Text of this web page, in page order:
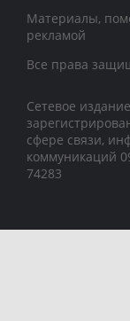
Материалы,
рекламой
Все права
Сетевое
сфере связи,
коммуникаций
74283